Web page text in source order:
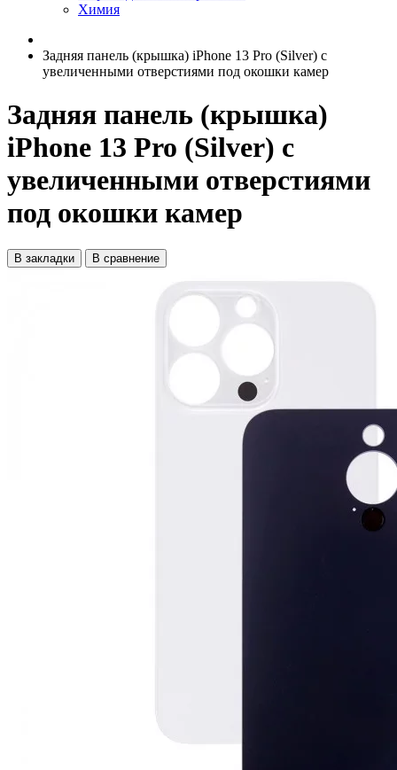
Химия
Задняя панель (крышка) iPhone 13 Pro (Silver) с
увеличенными отверстиями под окошки камер
Задняя панель (крышка)
iPhone 13 Pro (Silver) с
увеличенными отверстиями
под окошки камер
В закладки В сравнение